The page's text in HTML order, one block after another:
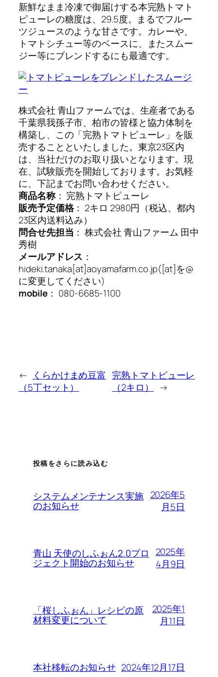
新鮮なまま冷凍で御届けする本完熟トマト
ピューレの糖度は、29.5度。まるでフルー
ツジュースのような甘さです。カレーや、
トマトシチュー等のベースに、またスムー
ジー等にブレンドするにも最適です。
株式会社 青山ファームでは、生産者である
千葉県我孫子市、柏市の皆様と協力体制を
構築し、この「完熟トマトピューレ」を販
売することといたしました。東京23区内
は、当社だけのお取り扱いとなります。現
在、試験販売を開始しております。お気軽
に、下記までお問い合わせください。
商品名称： 完熟トマトピューレ
販売予定価格： 2キロ 2980円（税込、都内
23区内送料込み）
問合せ先担当 ： 株式会社 青山ファーム 田中
秀樹
メールアドレス ：
hideki.tanaka[at]aoyamafarm.co.jp([at]を@
に変更してください)
mobile： 080-6685-1100
←
くらかけまめ豆富
（5丁セット）
完熟トマトピューレ
（2キロ）
→
投稿をさらに読み込む
システムメンテナンス実施
のお知らせ
2026年5
月5日
青山 天使のしふぉん2.0プロ
ジェクト開始のお知らせ
2025年
4月9日
「桜しふぉん」レシピの原
材料変更について
2025年1
月11日
本社移転のお知らせ 2024年12月17日